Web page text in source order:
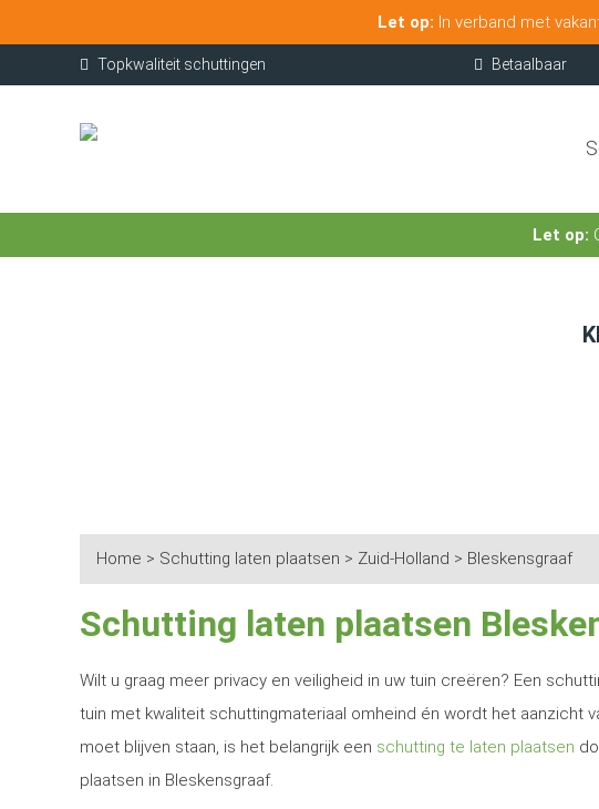
Let op: In verband met
Topkwaliteit schuttingen Betaalbaar
Let op:
Home > Schutting laten plaatsen > Zuid-Holland > Bleskensgraaf
Schutting laten plaatsen
Wilt u graag meer privacy en veiligheid in uw tuin creëren? Een
tuin met kwaliteit schuttingmateriaal omheind én wordt het aanzicht
moet blijven staan, is het belangrijk een schutting te laten plaatsen
plaatsen in Bleskensgraaf.